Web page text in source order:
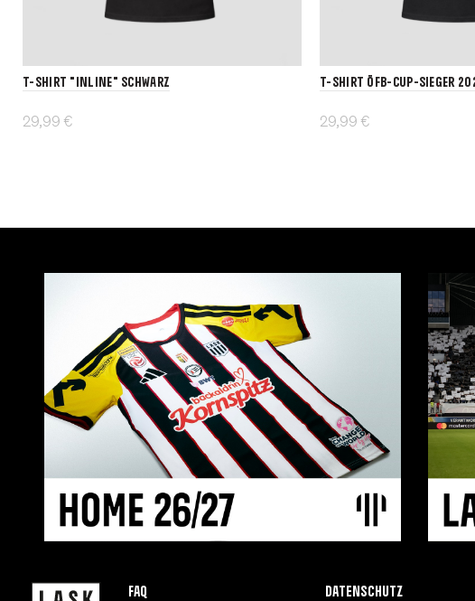
T-Shirt "INLINE" schwarz
29,99 €
T-Shirt ÖFB-Cup-Sieger
29,99 €
FAQ Datenschutz